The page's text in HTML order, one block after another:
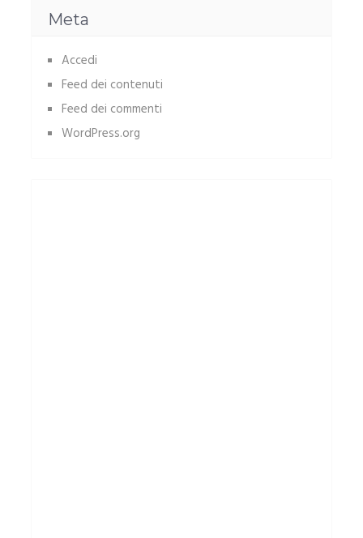
Meta
Accedi
Feed dei contenuti
Feed dei commenti
WordPress.org